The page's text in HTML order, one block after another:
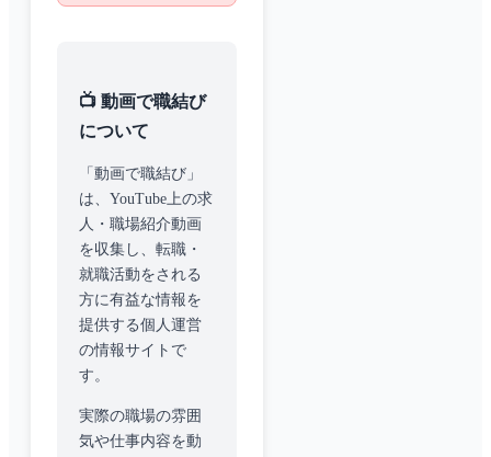
📺 動画で職結び
について
「動画で職結び」
は、YouTube上の求
人・職場紹介動画
を収集し、転職・
就職活動をされる
方に有益な情報を
提供する個人運営
の情報サイトで
す。
実際の職場の雰囲
気や仕事内容を動